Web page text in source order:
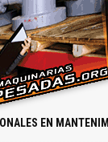
EN